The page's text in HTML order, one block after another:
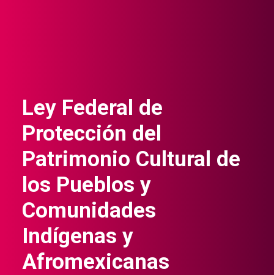
Ley Federal de
Protección del
Patrimonio Cultural de
los Pueblos y
Comunidades
Indígenas y
Afromexicanas